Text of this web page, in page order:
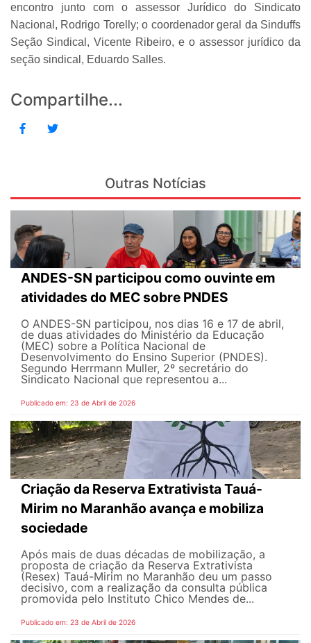
encontro junto com o assessor Jurídico do Sindicato
Nacional, Rodrigo Torelly; o coordenador geral da Sinduffs
Seção Sindical, Vicente Ribeiro, e o assessor jurídico da
seção sindical, Eduardo Salles.
Compartilhe...
Outras Notícias
ANDES-SN participou como ouvinte em
atividades do MEC sobre PNDES
O ANDES-SN participou, nos dias 16 e 17 de abril,
de duas atividades do Ministério da Educação
(MEC) sobre a Política Nacional de
Desenvolvimento do Ensino Superior (PNDES).
Segundo Herrmann Muller, 2º secretário do
Sindicato Nacional que representou a...
Publicado em: 23 de Abril de 2026
Criação da Reserva Extrativista Tauá-
Mirim no Maranhão avança e mobiliza
sociedade
Após mais de duas décadas de mobilização, a
proposta de criação da Reserva Extrativista
(Resex) Tauá-Mirim no Maranhão deu um passo
decisivo, com a realização da consulta pública
promovida pelo Instituto Chico Mendes de...
Publicado em: 23 de Abril de 2026